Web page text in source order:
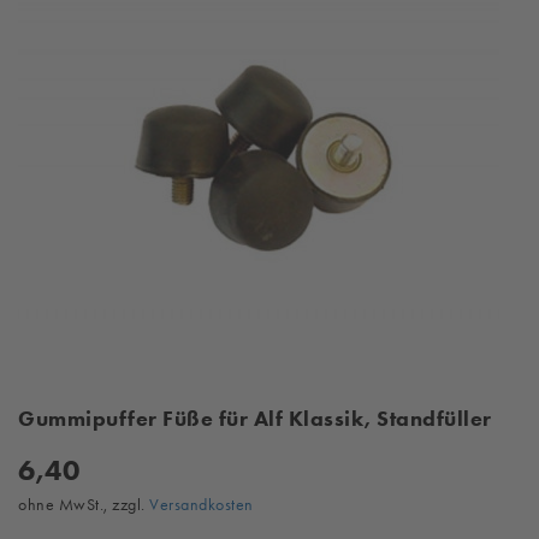
Gummipuffer Füße für Alf Klassik, Standfüller
6,40
ohne MwSt., zzgl. Versandkosten